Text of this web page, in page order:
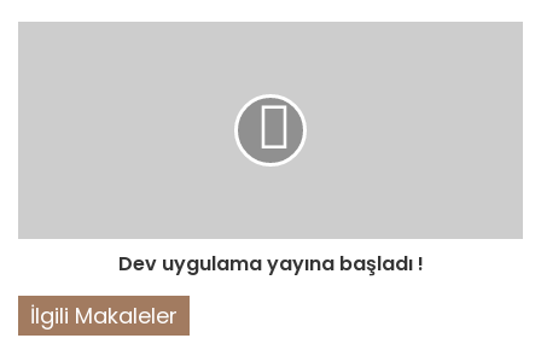
Dev uygulama yayına başladı !
İlgili Makaleler